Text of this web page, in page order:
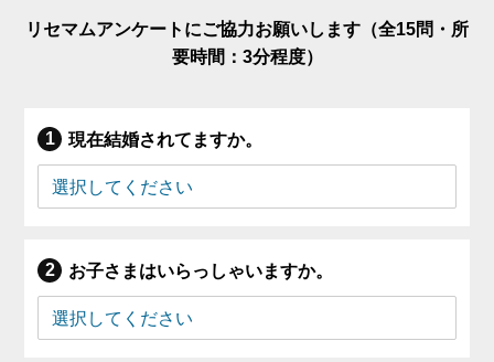
リセマムアンケートにご協力お願いします（全15問・所
要時間：3分程度）
現在結婚されてますか。
お子さまはいらっしゃいますか。